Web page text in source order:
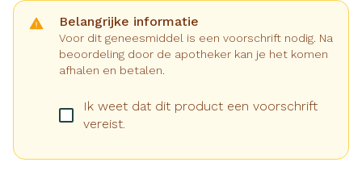
Belangrijke informatie
Voor dit geneesmiddel is een voorschrift nodig. Na
beoordeling door de apotheker kan je het komen
afhalen en betalen.
Ik weet dat dit product een voorschrift
vereist.